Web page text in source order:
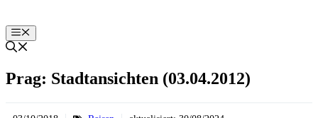
Menü
Prag: Stadtansichten (03.04.2012)